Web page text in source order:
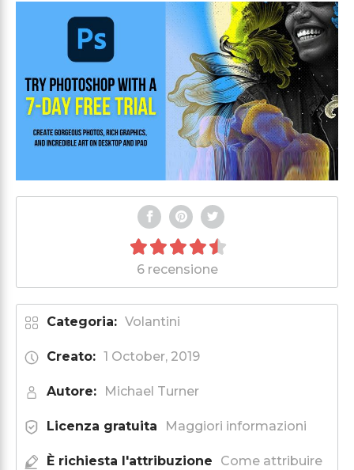
6 recensione
Categoria: Volantini
Creato: 1 October, 2019
Autore: Michael Turner
Licenza gratuita Maggiori informazioni
È richiesta l'attribuzione Come attribuire